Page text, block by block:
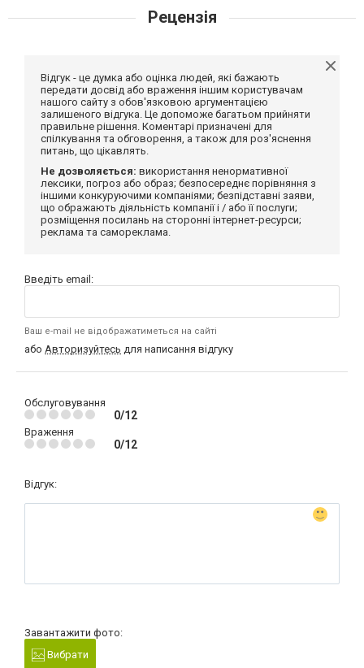
Рецензія
Відгук - це думка або оцінка людей, які бажають
передати досвід або враження іншим користувачам
нашого сайту з обов'язковою аргументацією
залишеного відгука. Це допоможе багатьом прийняти
правильне рішення. Коментарі призначені для
спілкування та обговорення, а також для роз'яснення
питань, що цікавлять.
Не дозволяється: використання ненормативної
лексики, погроз або образ; безпосереднє порівняння з
іншими конкуруючими компаніями; безпідставні заяви,
що ображають діяльність компанії і / або її послуги;
розміщення посилань на сторонні інтернет-ресурси;
реклама та самореклама.
Введіть email:
Ваш e-mail не відображатиметься на сайті
або Авторизуйтесь для написання відгуку
Обслуговування
0/12
Враження
0/12
Відгук:
Завантажити фото:
Вибрати